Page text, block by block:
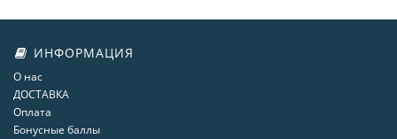
ИНФОРМАЦИЯ
О нас
ДОСТАВКА
Оплата
Бонусные баллы